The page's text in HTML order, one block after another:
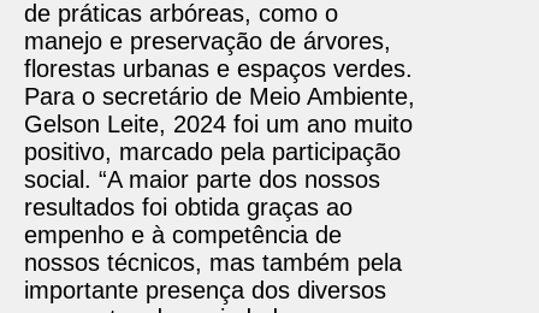
de práticas arbóreas, como o
manejo e preservação de árvores,
florestas urbanas e espaços verdes.
Para o secretário de Meio Ambiente,
Gelson Leite, 2024 foi um ano muito
positivo, marcado pela participação
social. “A maior parte dos nossos
resultados foi obtida graças ao
empenho e à competência de
nossos técnicos, mas também pela
importante presença dos diversos